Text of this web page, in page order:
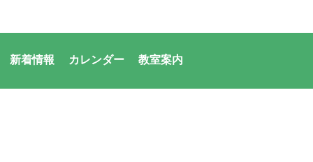
新着情報 カレンダー 教室案内